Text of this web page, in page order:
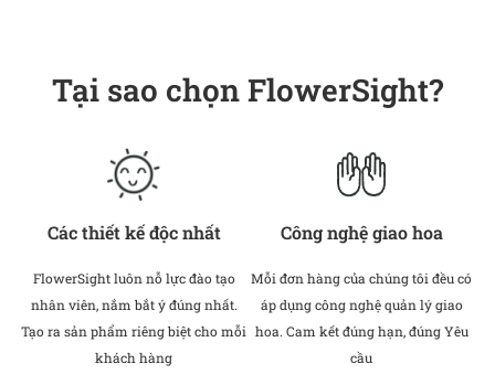
Tại sao chọn FlowerSight?
Các thiết kế độc nhất
FlowerSight luôn nỗ lực đào tạo
nhân viên, nắm bắt ý đúng nhất.
Tạo ra sản phẩm riêng biệt cho mỗi
khách hàng
Công nghệ giao hoa
Mỗi đơn hàng của chúng tôi đều có
áp dụng công nghệ quản lý giao
hoa. Cam kết đúng hạn, đúng Yêu
cầu